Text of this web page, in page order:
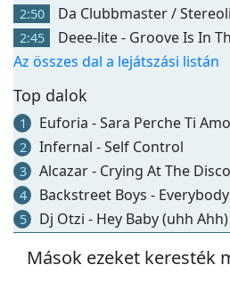
2:50 Da Clubbmaster / Stereolink / Mario
2:45
Deee-lite - Groove Is In
Az összes dal a lejátszási listán
Top dalok
1 Euforia - Sara Perche Ti Amo
2 Infernal - Self Control
3 Alcazar - Crying At The
4 Backstreet Boys - Everybody
5 Dj Otzi - Hey Baby (uhh Ahh)
Mások ezeket keresték